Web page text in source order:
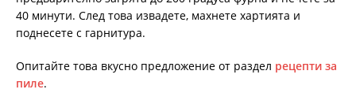
40 минути. След това извадете, махнете хартията и
поднесете с гарнитура.
Опитайте това вкусно предложение от раздел рецепти за
пиле.